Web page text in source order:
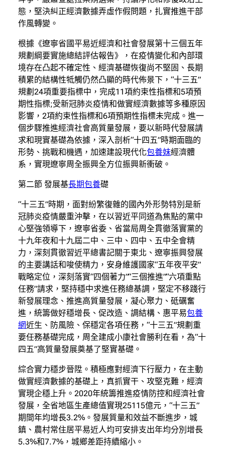
態，堅決糾正經濟數據弄虛作假問題，扎實推進干部
作風轉變。
根據《遼寧省國平易近經濟和社會發展第十三個五年
規劃綱要實施總結評估報告》，在疫情變化和內部環
境存在凸起不確定性、經濟基礎恢復尚不堅固、長期
積累的結構性牴觸仍然凸顯的時代佈景下，“十三五”
規劃24項重要指標中，完成11項約束性指標和5項預
期性指標;受新冠肺炎疫情和做實經濟數據等多種原因
影響，2項約束性指標和6項預期性指標未完成。進一
個步驟推進經濟社會高質量發展，要以新時代發展請
求和現實基礎為依據，深入剖析“十四五”時期面臨的
形勢、挑戰和機遇，加速建設現代化包養妹經濟體
系，實現遼寧周全振興全方位振興新衝破。
第二節 發展基長期包養礎
“十三五”時期，面對紛繁復雜的國內外形勢特別是新
冠肺炎疫情嚴重沖擊，在以習近平同道為焦點的黨中
心堅強領導下，遼寧省委、省當局周全貫徹落實黨的
十九年夜和十九屆二中、三中、四中、五中全會精
力，深刻貫徹習近平總書記關于東北、遼寧振興發展
的主要講話和唆使精力，安身維護國家“五年夜平安”
戰略定位，深刻落實“四個著力”“三個推進”“六項重點
任務”請求，堅持穩中求進任務總基調，堅定不移踐行
新發展理念、推進高質量發展，凝心聚力、砥礪奮
進，統籌做好穩增長、促改造、調結構、惠平易包養
網近生、防風險、保穩定各項任務，“十三五”規劃重
要任務基礎完成，周全建成小康社會勝利在看，為“十
四五”高質量發展奠基了堅實基礎。
綜合實力穩步晉陞。積極應對經濟下行壓力，在主動
做實經濟數據的基礎上，真抓實干、攻堅克難，經濟
實現企穩上升。2020年統籌推進疫情防控和經濟社會
發展，全省地區生產總值實現25115億元，“十三五”
期間年均增長3.2%。發展質量和效益不斷進步，城
鎮、農村常住居平易近人均可安排支出年均分別增長
5.3%和7.7%，城鄉差距持續縮小。